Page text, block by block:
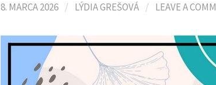
8. MARCA 2026 / LÝDIA GREŠOVÁ / LEAVE A